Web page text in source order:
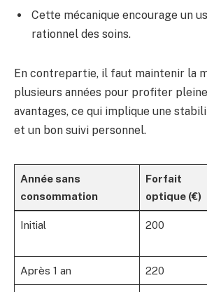
Cette mécanique encourage un
rationnel des soins.
En contrepartie, il faut maintenir la
plusieurs années pour profiter
avantages, ce qui implique une
et un bon suivi personnel.
Année sans
consommation
Forfait
optique (€)
Initial 200
Après 1 an 220